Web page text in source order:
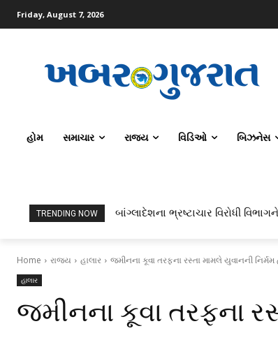
Friday, August 7, 2026
હોમ સમાચાર રાજ્ય વિડિઓ બિઝનેસ
TRENDING NOW બાંગ્લાદેશના ભ્રષ્ટાચાર વિરોધી
Home રાજ્ય હાલાર જમીનના કૂવા તરફના રસ્તા મામલે યુવાનની નિર્મમ
હાલાર
જમીનના કૂવા તરફના